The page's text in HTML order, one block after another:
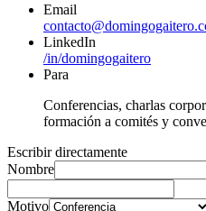
Email
LinkedIn
/in/domingogaitero
Para
Conferencias, charlas
formación a comités y
Escribir directamente
Nombre
Motivo